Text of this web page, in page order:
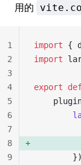
用的
import {
import
export
1
2
3
4
5
6
7
8
9